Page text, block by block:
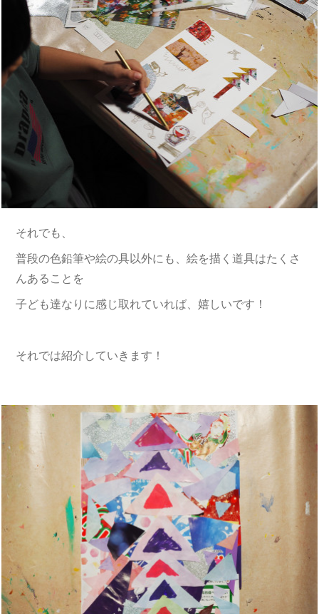
それでも、
普段の色鉛筆や絵の具以外にも、絵を描く道具はたくさ
んあることを
子ども達なりに感じ取れていれば、嬉しいです！
それでは紹介していきます！